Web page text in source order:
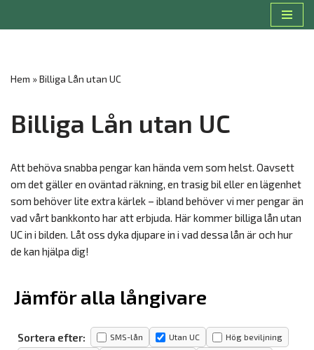
Hem »Billiga Lån utan UC
Billiga Lån utan UC
Att behöva snabba pengar kan hända vem som helst. Oavsett
om det gäller en oväntad räkning, en trasig bil eller en lägenhet
som behöver lite extra kärlek – ibland behöver vi mer pengar än
vad vårt bankkonto har att erbjuda. Här kommer billiga lån utan
UC in i bilden. Låt oss dyka djupare in i vad dessa lån är och hur
de kan hjälpa dig!
Jämför alla långivare
Sortera efter: SMS-lån Utan UC Hög beviljning